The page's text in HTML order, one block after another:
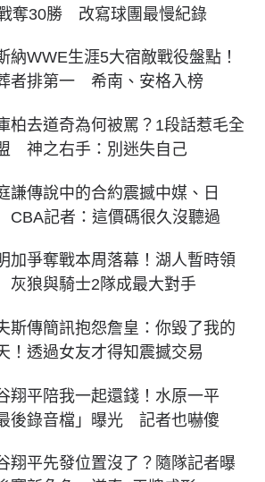
奪30勝 改寫球團最慢紀錄
納WWE生涯5大宿敵戰役盤點！
者排第一 希南、安格入榜
柏去道奇為何被罵？1段話惹毛全
神之右手：別迷失自己
謙傳說中的合約震撼中媒、日
記者：這價碼很久沒聽過
加爭奪戰本周落幕！湖人暫時領
狼與騎士2隊成最大對手
斯傳簡訊抱怨詹皇：你毀了我的
！透過女友才得知震撼交易
翔平陪我一起還錢！水原一平
最後錄音檔」曝光 記者也嚇傻
翔平先發位置沒了？隨隊記者曝